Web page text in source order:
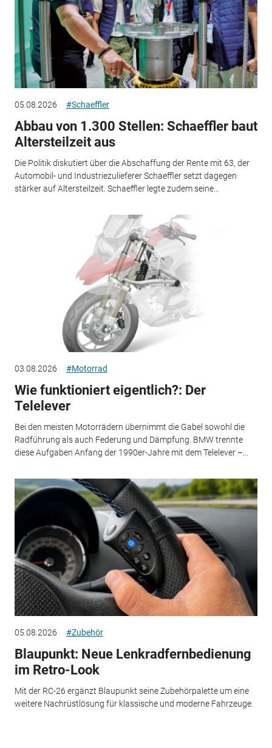
05.08.2026 #Schaeffler
Abbau von 1.300 Stellen: Schaeffler baut
Altersteilzeit aus
Die Politik diskutiert über die Abschaffung der Rente mit 63, der
Automobil- und Industriezulieferer Schaeffler setzt dagegen
stärker auf Altersteilzeit. Schaeffler legte zudem seine...
03.08.2026 #Motorrad
Wie funktioniert eigentlich?: Der
Telelever
Bei den meisten Motorrädern übernimmt die Gabel sowohl die
Radführung als auch Federung und Dämpfung. BMW trennte
diese Aufgaben Anfang der 1990er-Jahre mit dem Telelever –...
05.08.2026 #Zubehör
Blaupunkt: Neue Lenkradfernbedienung
im Retro-Look
Mit der RC-26 ergänzt Blaupunkt seine Zubehörpalette um eine
weitere Nachrüstlösung für klassische und moderne Fahrzeuge.